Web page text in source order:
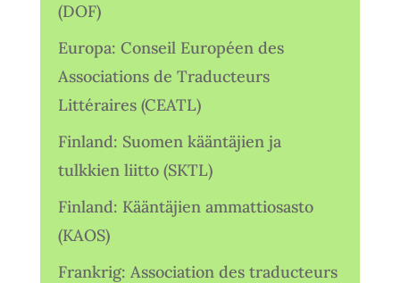
(DOF)
Europa: Conseil Européen des
Associations de Traducteurs
Littéraires (CEATL)
Finland: Suomen kääntäjien ja
tulkkien liitto (SKTL)
Finland: Kääntäjien ammattiosasto
(KAOS)
Frankrig: Association des traducteurs